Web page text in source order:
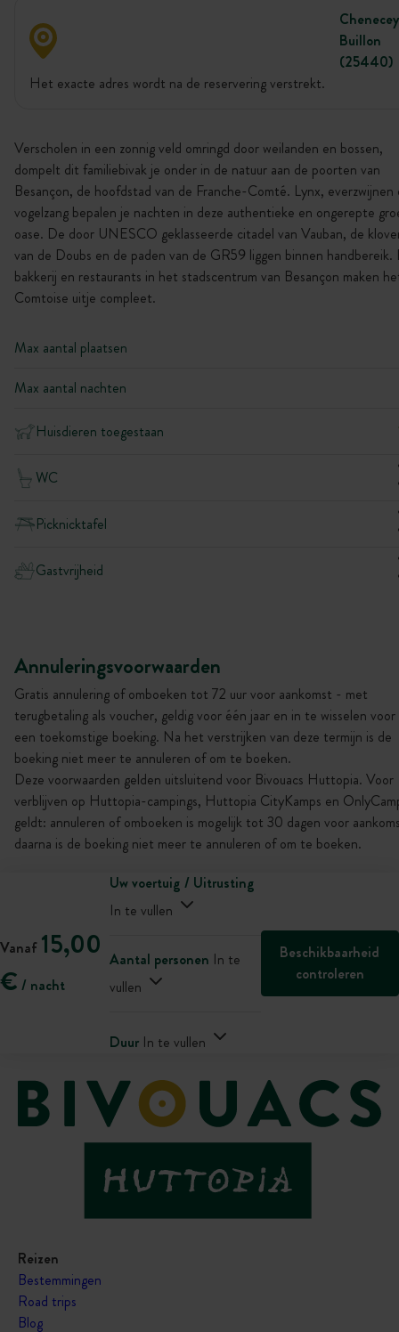
Buillon
(25440)
Het exacte adres wordt na de reservering verstrekt.
Verscholen in een zonnig veld omringd door weilanden en bossen,
dompelt dit familiebivak je onder in de natuur aan de poorten van
Besançon, de hoofdstad van de Franche-Comté. Lynx, everzwijnen
vogelzang bepalen je nachten in deze authentieke en ongerepte
oase. De door UNESCO geklasseerde citadel van Vauban, de
van de Doubs en de paden van de GR59 liggen binnen handbereik.
bakkerij en restaurants in het stadscentrum van Besançon maken
Comtoise uitje compleet.
Max aantal plaatsen
Max aantal nachten
Huisdieren toegestaan
WC
Picknicktafel
Gastvrijheid
Annuleringsvoorwaarden
Gratis annulering of omboeken tot 72 uur voor aankomst - met
terugbetaling als voucher, geldig voor één jaar en in te wisselen voor
een toekomstige boeking. Na het verstrijken van deze termijn is de
boeking niet meer te annuleren of om te boeken.
Deze voorwaarden gelden uitsluitend voor Bivouacs Huttopia. Voor
verblijven op Huttopia-campings, Huttopia CityKamps en
geldt: annuleren of omboeken is mogelijk tot 30 dagen voor
daarna is de boeking niet meer te annuleren of om te boeken.
Vanaf 15,00
€ / nacht
Uw voertuig / Uitrusting
In te vullen
Aantal personen In te
vullen
Duur In te vullen
Beschikbaarheid
controleren
Reizen
Bestemmingen
Road trips
Blog